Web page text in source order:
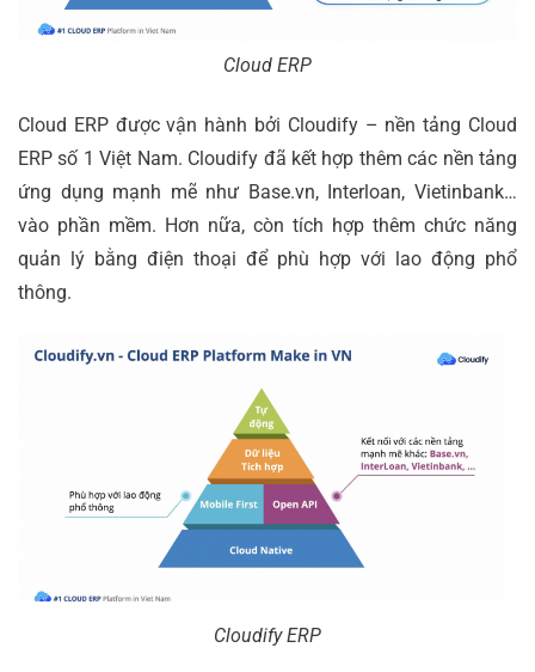
Cloud ERP
Cloud ERP được vận hành bởi Cloudify – nền tảng Cloud
ERP số 1 Việt Nam. Cloudify đã kết hợp thêm các nền tảng
ứng dụng mạnh mẽ như Base.vn, Interloan, Vietinbank…
vào phần mềm. Hơn nữa, còn tích hợp thêm chức năng
quản lý bằng điện thoại để phù hợp với lao động phổ
thông.
Cloudify ERP